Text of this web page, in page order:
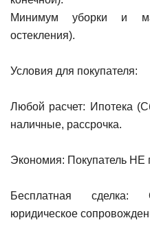
Минимум уборки и
остекления).
Условия для покупателя:
Любой расчет: Ипотека
наличные, рассрочка.
Экономия: Покупатель НЕ
Бесплатная сделка:
юридическое